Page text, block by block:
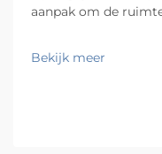
aanpak om de
gebruik te maken
die beweegbare
Bekijk meer